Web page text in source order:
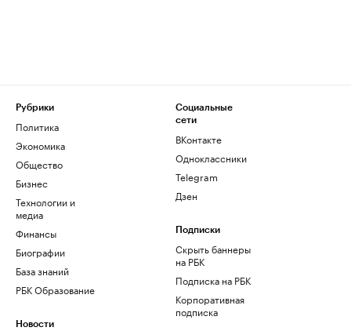
Рубрики
Политика
Экономика
Общество
Бизнес
Технологии и
медиа
Финансы
Биографии
База знаний
РБК Образование
Новости
Социальные
сети
ВКонтакте
Одноклассники
Telegram
Дзен
Подписки
Скрыть баннеры
на РБК
Подписка на РБК
Корпоративная
подписка